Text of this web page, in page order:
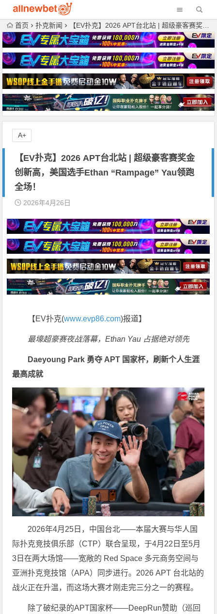
首页 扑克新闻 【EV扑克】2026 APT台北站 | 超级豪客赛奖金创新高，美国选手Ethan “Rampage” Yau领跑全场！
【EV扑克】2026 APT台北站 | 超级豪客赛奖金
创新高，美国选手Ethan “Rampage” Yau领跑
全场！
2026年4月26日
【EV扑克(www.evp86.com)报道】
最壕超豪赛夜战落幕，Ethan Yau 占据绝对领先
Daeyoung Park 勇夺 APT 国家杯，刷新个人生涯
最高成就
2026年4月25日，中国台北——本届大赛与华人国
际扑克竞技俱乐部（CTP）联合呈现，于4月22日至5月
3日在两大场馆——宽敞的 Red Space 多元商务空间与
亚洲扑克竞技馆（APA）同步进行。2026 APT 台北站的
战火正在升温，而这场大赛才刚走完三分之一的赛程。
除了破纪录的APT国家杯——DeepRun赞助（巡回
A+